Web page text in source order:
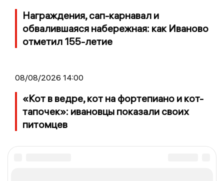
Награждения, сап-карнавал и
обвалившаяся набережная: как Иваново
отметил 155-летие
08/08/2026 14:00
«Кот в ведре, кот на фортепиано и кот-
тапочек»: ивановцы показали своих
питомцев